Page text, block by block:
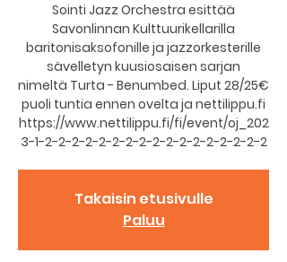
Sointi Jazz Orchestra esittää
Savonlinnan Kulttuurikellarilla
baritonisaksofonille ja jazzorkesterille
sävelletyn kuusiosaisen sarjan
nimeltä Turta - Benumbed. Liput 28/25€
puoli tuntia ennen ovelta ja nettilippu.fi
https://www.nettilippu.fi/fi/event/oj_202
3-1-2-2-2-2-2-2-2-2-2-2-2-2-2-2-2-2-2
Takaisin etusivulle
Paluu